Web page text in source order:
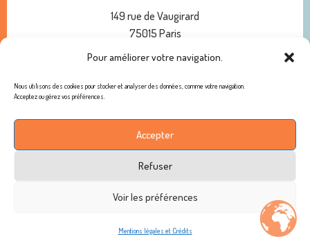
Pour améliorer votre navigation.
Nous utilisons des cookies pour stocker et analyser des données, comme votre navigation.
Acceptez ou gérez vos préférences.
Accepter
Refuser
Voir les préférences
Mentions légales et Crédits
149 rue de Vaugirard
75015 Paris
01 47 34 00 10
Copyright © 2026 - Les PEP 75-78 / Tous droits réservés /